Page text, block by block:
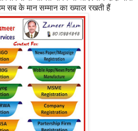
सब के मान सम्मान का ख्याल रखती हैं